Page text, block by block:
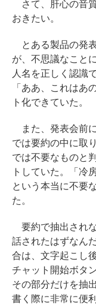
さて、肝心の音
おきたい。
とある製品の発
が、不思議なこと
人名を正しく認識
「ああ、これはあ
ト化できていた。
また、発表会前
では要約の中に取
では不要なものと
トしていた。「冷
という本当に不要
た。
要約で抽出され
話されたはずなん
合は、文字起こし
チャット開始ボタ
その部分だけを抽
書く際に非常に便